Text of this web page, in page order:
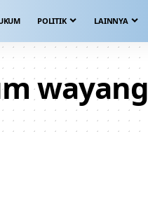
POLITIK LAINNYA
wayang